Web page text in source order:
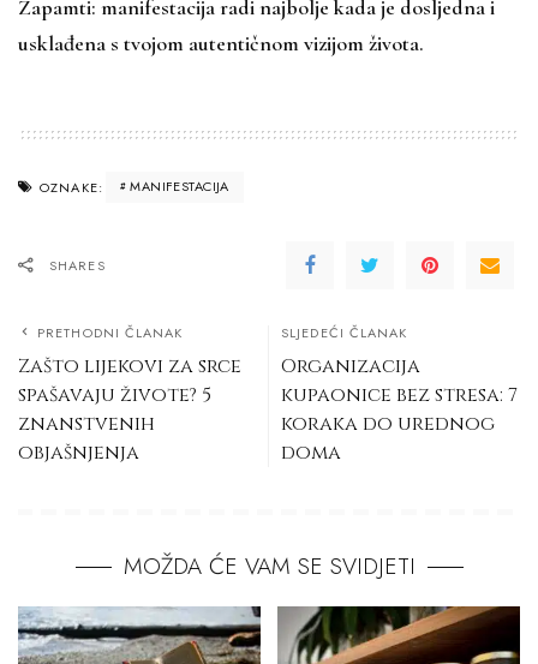
Zapamti: manifestacija radi najbolje kada je dosljedna i
usklađena s tvojom autentičnom vizijom života.
OZNAKE: MANIFESTACIJA
SHARES
PRETHODNI ČLANAK
Zašto lijekovi za srce
spašavaju živote? 5
znanstvenih
objašnjenja
SLJEDEĆI ČLANAK
Organizacija
kupaonice bez stresa: 7
koraka do urednog
doma
MOŽDA ĆE VAM SE SVIDJETI